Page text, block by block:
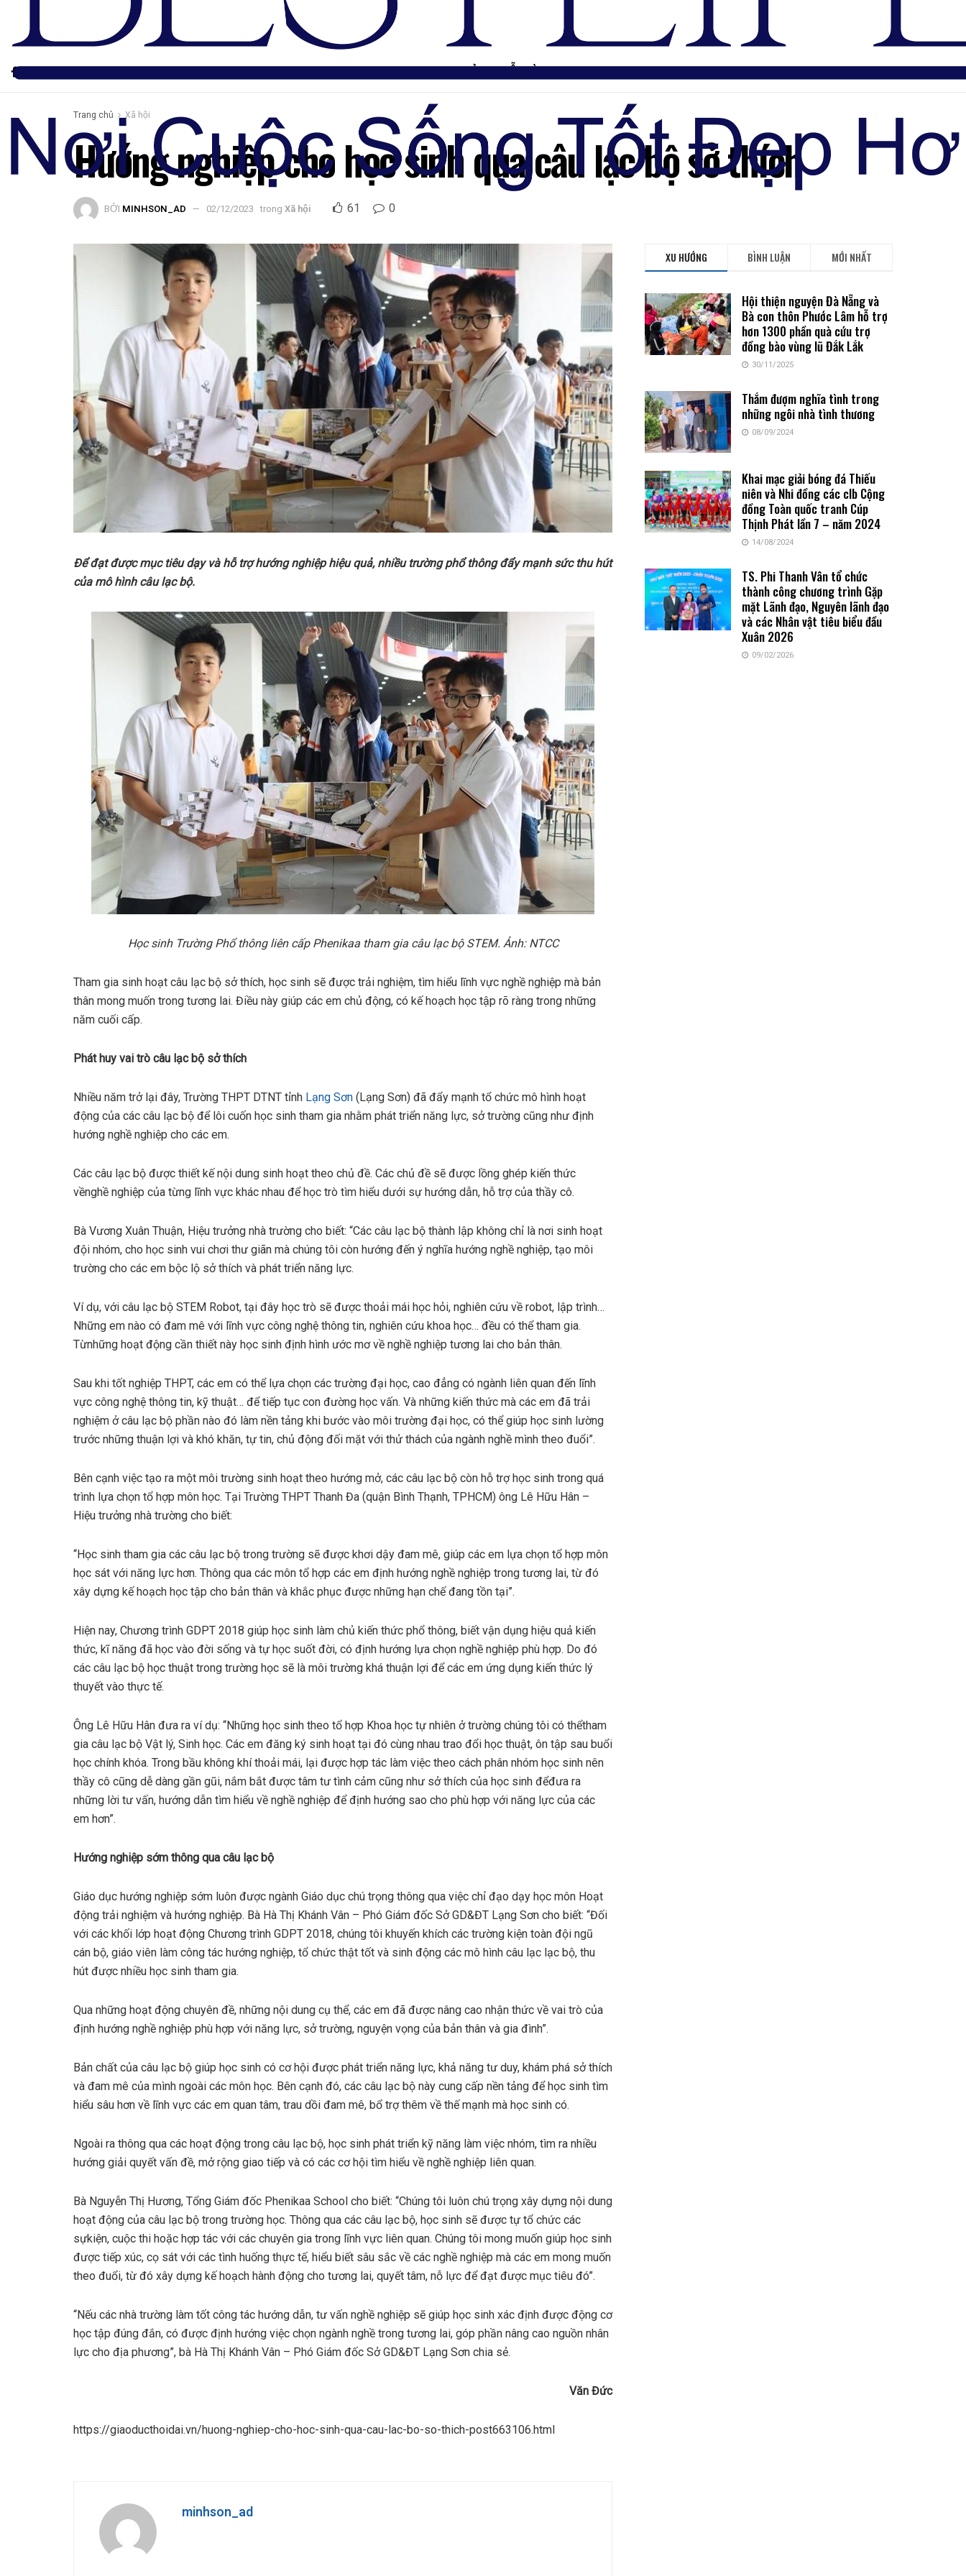
TRANG CHỦ DIỄN ĐÀN Đăng nhập
Trang chủ Xã hội
Hướng nghiệp cho học sinh qua câu lạc bộ sở thích
BỞI MINHSON_AD 02/12/2023 trong Xã hội 61 0
Đểđạt được mục tiêu dạy và hỗtrợhướng nghiệp hiệu quả, nhiều trường phổthông đẩy mạnh sức thu hút
của mô hình câu lạc bộ.
Học sinh Trường Phổthông liên cấp Phenikaa tham gia câu lạc bộSTEM. Ảnh: NTCC
Tham gia sinh hoạt câu lạc bộ sở thích, học sinh sẽ được trải nghiệm, tìm hiểu lĩnh vực nghề nghiệp mà bản
thân mong muốn trong tương lai. Điều này giúp các em chủ động, có kế hoạch học tập rõ ràng trong những
năm cuối cấp.
Phát huy vai trò câu l ạc bộ sởthích
Nhiều năm trở lại đây, Trường THPT DTNT tỉnh Lạng Sơn (Lạng Sơn) đã đẩy mạnh tổ chức mô hình hoạt
động của các câu lạc bộ để lôi cuốn học sinh tham gia nhằm phát triển năng lực, sở trường cũng như định
hướng nghề nghiệp cho các em.
Các câu lạc bộ được thiết kế nội dung sinh hoạt theo chủ đề. Các chủ đề sẽ được lồng ghép kiến thức
vềnghề nghiệp của từng lĩnh vực khác nhau để học trò tìm hiểu dưới sự hướng dẫn, hỗ trợ của thầy cô.
Bà Vương Xuân Thuận, Hiệu trưởng nhà trường cho biết: “Các câu lạc bộ thành lập không chỉ là nơi sinh hoạt
đội nhóm, cho học sinh vui chơi thư giãn mà chúng tôi còn hướng đến ý nghĩa hướng nghề nghiệp, tạo môi
trường cho các em bộc lộ sở thích và phát triển năng lực.
Ví dụ, với câu lạc bộ STEM Robot, tại đây học trò sẽ được thoải mái học hỏi, nghiên cứu về robot, lập trình…
Những em nào có đam mê với lĩnh vực công nghệ thông tin, nghiên cứu khoa học… đều có thể tham gia.
Từnhững hoạt động cần thiết này học sinh định hình ước mơ về nghề nghiệp tương lai cho bản thân.
Sau khi tốt nghiệp THPT, các em có thể lựa chọn các trường đại học, cao đẳng có ngành liên quan đến lĩnh
vực công nghệ thông tin, kỹ thuật… để tiếp tục con đường học vấn. Và những kiến thức mà các em đã trải
nghiệm ở câu lạc bộ phần nào đó làm nền tảng khi bước vào môi trường đại học, có thể giúp học sinh lường
trước những thuận lợi và khó khăn, tự tin, chủ động đối mặt với thử thách của ngành nghề mình theo đuổi”.
Bên cạnh việc tạo ra một môi trường sinh hoạt theo hướng mở, các câu lạc bộ còn hỗ trợ học sinh trong quá
trình lựa chọn tổ hợp môn học. Tại Trường THPT Thanh Đa (quận Bình Thạnh, TPHCM) ông Lê Hữu Hân –
Hiệu trưởng nhà trường cho biết:
“Học sinh tham gia các câu lạc bộ trong trường sẽ được khơi dậy đam mê, giúp các em lựa chọn tổ hợp môn
học sát với năng lực hơn. Thông qua các môn tổ hợp các em định hướng nghề nghiệp trong tương lai, từ đó
xây dựng kế hoạch học tập cho bản thân và khắc phục được những hạn chế đang tồn tại”.
Hiện nay, Chương trình GDPT 2018 giúp học sinh làm chủ kiến thức phổ thông, biết vận dụng hiệu quả kiến
thức, kĩ năng đã học vào đời sống và tự học suốt đời, có định hướng lựa chọn nghề nghiệp phù hợp. Do đó
các câu lạc bộ học thuật trong trường học sẽ là môi trường khá thuận lợi để các em ứng dụng kiến thức lý
thuyết vào thực tế.
Ông Lê Hữu Hân đưa ra ví dụ: “Những học sinh theo tổ hợp Khoa học tự nhiên ở trường chúng tôi có thểtham
gia câu lạc bộ Vật lý, Sinh học. Các em đăng ký sinh hoạt tại đó cùng nhau trao đổi học thuật, ôn tập sau buổi
học chính khóa. Trong bầu không khí thoải mái, lại được hợp tác làm việc theo cách phân nhóm học sinh nên
thầy cô cũng dễ dàng gần gũi, nắm bắt được tâm tư tình cảm cũng như sở thích của học sinh đểđưa ra
những lời tư vấn, hướng dẫn tìm hiểu về nghề nghiệp để định hướng sao cho phù hợp với năng lực của các
em hơn”.
Hướng nghiệp sớm thông qua câu l ạc bộ
Giáo dục hướng nghiệp sớm luôn được ngành Giáo dục chú trọng thông qua việc chỉ đạo dạy học môn Hoạt
động trải nghiệm và hướng nghiệp. Bà Hà Thị Khánh Vân – Phó Giám đốc Sở GD&ĐT Lạng Sơn cho biết: “Đối
với các khối lớp hoạt động Chương trình GDPT 2018, chúng tôi khuyến khích các trường kiện toàn đội ngũ
cán bộ, giáo viên làm công tác hướng nghiệp, tổ chức thật tốt và sinh động các mô hình câu lạc lạc bộ, thu
hút được nhiều học sinh tham gia.
Qua những hoạt động chuyên đề, những nội dung cụ thể, các em đã được nâng cao nhận thức về vai trò của
định hướng nghề nghiệp phù hợp với năng lực, sở trường, nguyện vọng của bản thân và gia đình”.
Bản chất của câu lạc bộ giúp học sinh có cơ hội được phát triển năng lực, khả năng tư duy, khám phá sở thích
và đam mê của mình ngoài các môn học. Bên cạnh đó, các câu lạc bộ này cung cấp nền tảng để học sinh tìm
hiểu sâu hơn về lĩnh vực các em quan tâm, trau dồi đam mê, bổ trợ thêm về thế mạnh mà học sinh có.
Ngoài ra thông qua các hoạt động trong câu lạc bộ, học sinh phát triển kỹ năng làm việc nhóm, tìm ra nhiều
hướng giải quyết vấn đề, mở rộng giao tiếp và có các cơ hội tìm hiểu về nghề nghiệp liên quan.
Bà Nguyễn Thị Hương, Tổng Giám đốc Phenikaa School cho biết: “Chúng tôi luôn chú trọng xây dựng nội dung
hoạt động của câu lạc bộ trong trường học. Thông qua các câu lạc bộ, học sinh sẽ được tự tổ chức các
sựkiện, cuộc thi hoặc hợp tác với các chuyên gia trong lĩnh vực liên quan. Chúng tôi mong muốn giúp học sinh
được tiếp xúc, cọ sát với các tình huống thực tế, hiểu biết sâu sắc về các nghề nghiệp mà các em mong muốn
theo đuổi, từ đó xây dựng kế hoạch hành động cho tương lai, quyết tâm, nỗ lực để đạt được mục tiêu đó”.
“Nếu các nhà trường làm tốt công tác hướng dẫn, tư vấn nghề nghiệp sẽ giúp học sinh xác định được động cơ
học tập đúng đắn, có được định hướng việc chọn ngành nghề trong tương lai, góp phần nâng cao nguồn nhân
lực cho địa phương”, bà Hà Thị Khánh Vân – Phó Giám đốc Sở GD&ĐT Lạng Sơn chia sẻ.
Văn Đức
https://giaoducthoidai.vn/huong-nghiep-cho-hoc-sinh-qua-cau-lac-bo-so-thich-post663106.html
minhson_ad
XU HƯỚNG BÌNH LUẬN MỚI NHẤT
Hội thiện nguyện Đà Nẵng và
Bà con thôn Phước Lâm hỗ trợ
hơn 1300 phần quà cứu trợ
đồng bào vùng lũ Đắk Lắk
30/11/2025
Thắm đượm nghĩa tình trong
những ngôi nhà tình thương
08/09/2024
Khai mạc giải bóng đá Thiếu
niên và Nhi đồng các clb Cộng
đồng Toàn quốc tranh Cúp
Thịnh Phát lần 7 – năm 2024
14/08/2024
TS. Phi Thanh Vân tổ chức
thành công chương trình Gặp
mặt Lãnh đạo, Nguyên lãnh đạo
và các Nhân vật tiêu biểu đầu
Xuân 2026
09/02/2026